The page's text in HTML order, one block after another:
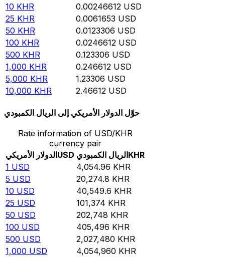
10 KHR 0.00246612 USD
25 KHR 0.0061653 USD
50 KHR 0.0123306 USD
100 KHR 0.0246612 USD
500 KHR 0.123306 USD
1,000 KHR 0.246612 USD
5,000 KHR 1.23306 USD
10,000 KHR 2.46612 USD
حوِّل الدولار الأمريكي إلى الريال الكمبودي
Rate information of USD/KHR
currency pair
الدولار الأمريكيUSD الريال الكمبوديKHR
1 USD 4,054.96 KHR
5 USD 20,274.8 KHR
10 USD 40,549.6 KHR
25 USD 101,374 KHR
50 USD 202,748 KHR
100 USD 405,496 KHR
500 USD 2,027,480 KHR
1,000 USD 4,054,960 KHR